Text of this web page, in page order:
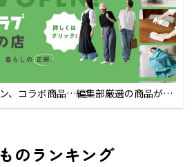
、コラボ商品…編集部厳選の商品が買
のランキング